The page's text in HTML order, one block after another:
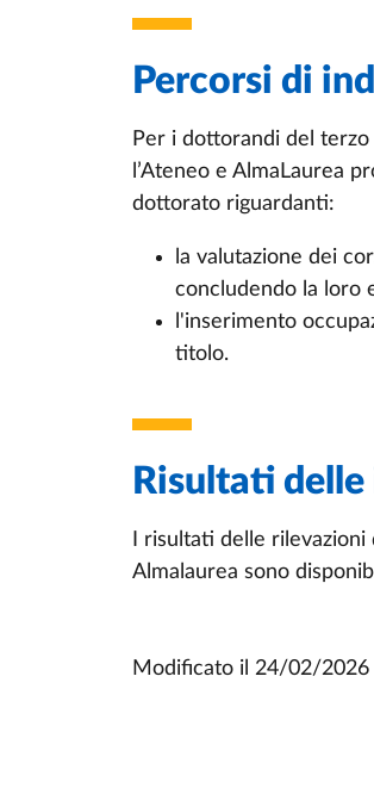
Percorsi di
Per i dottorandi del
l’Ateneo e AlmaLaurea
dottorato riguardanti:
la valutazione dei
concludendo la loro
l'inserimento
titolo.
Risultati
I risultati delle
Almalaurea sono
Modificato il 24/02/2026